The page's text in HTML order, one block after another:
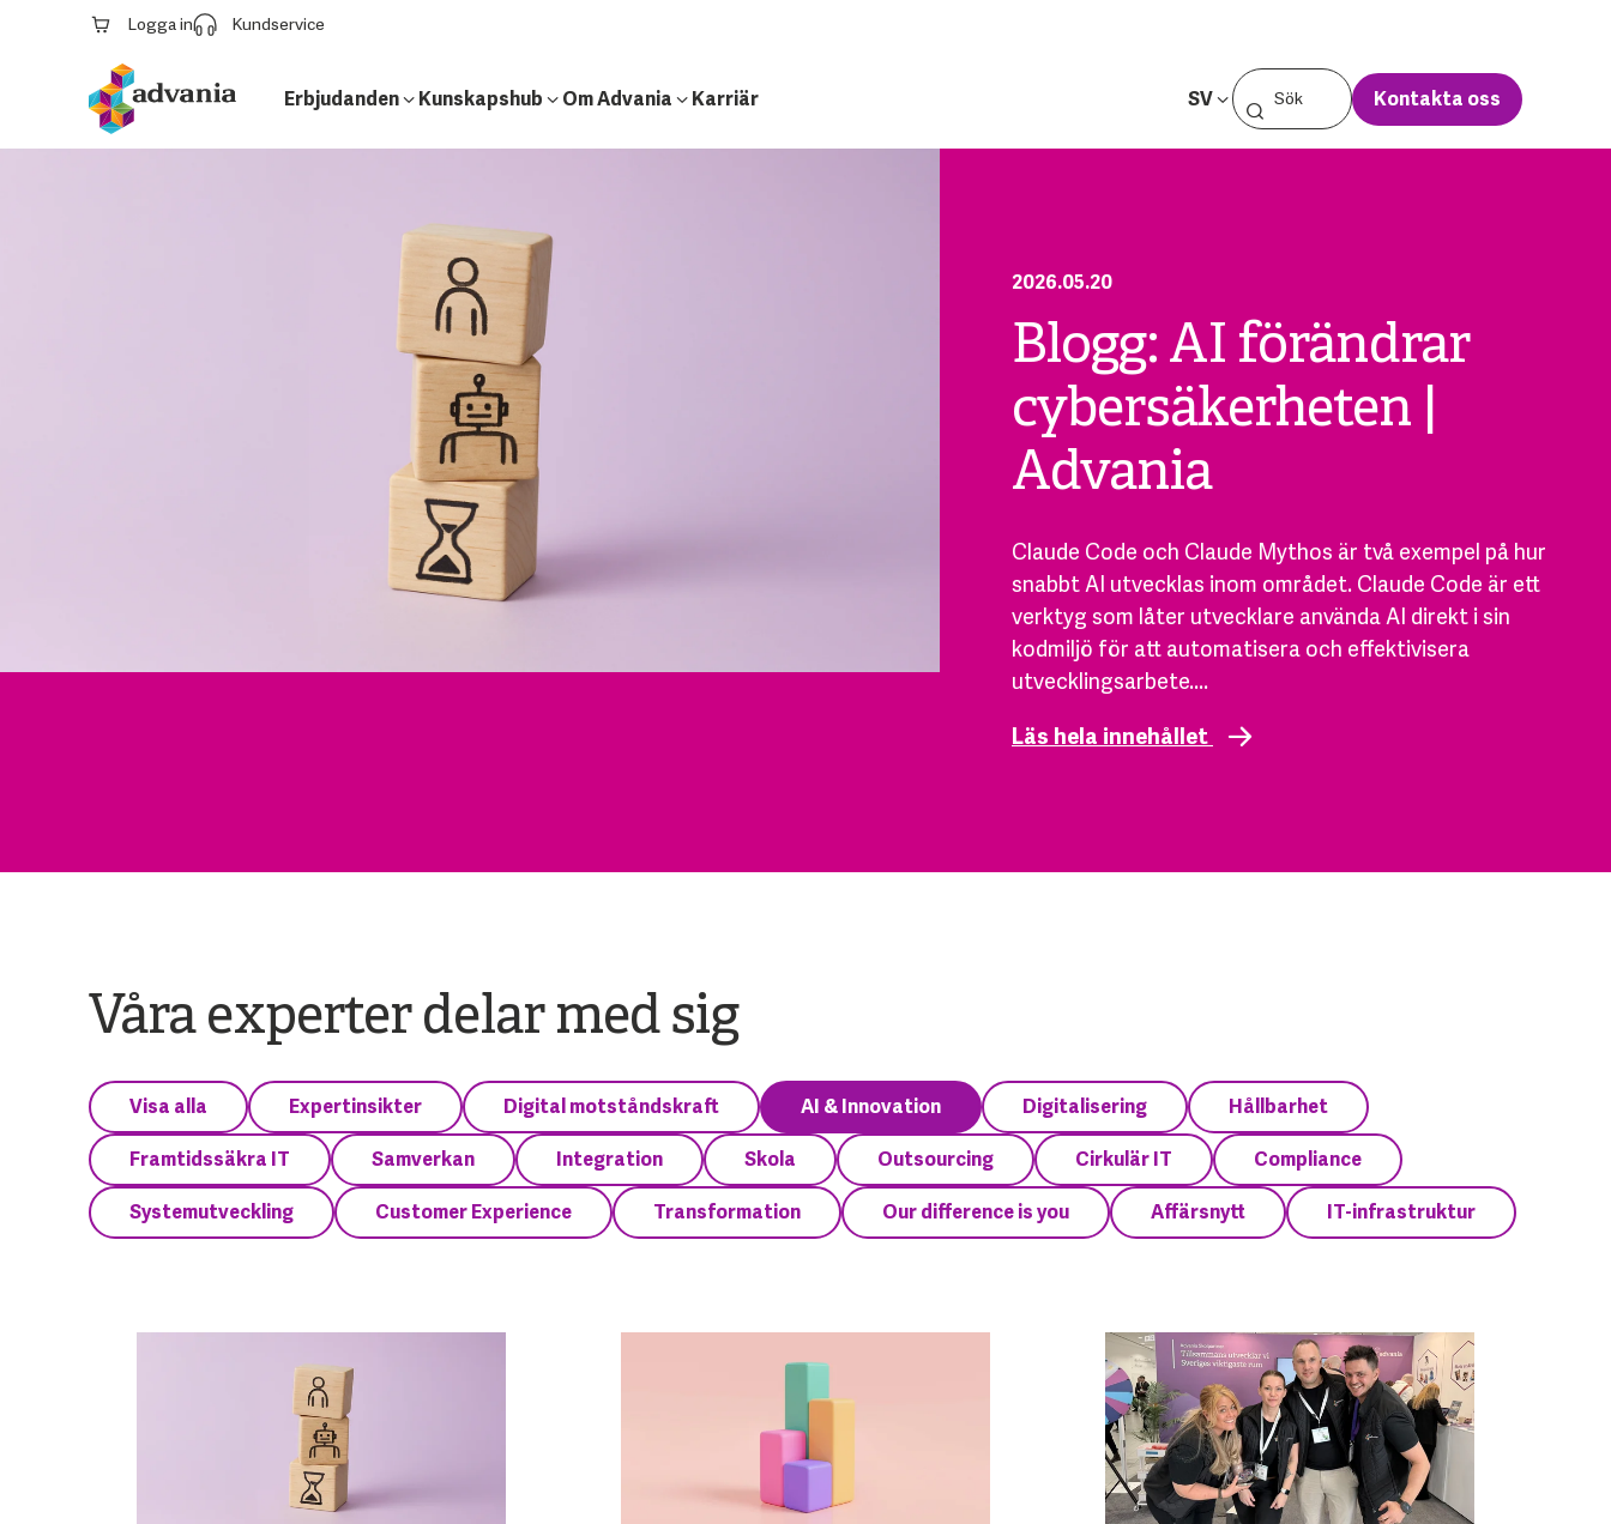
Logga in Kundservice
Erbjudanden Kunskapshub Om Advania Karriär SV Kontakta oss
2026.05.20
Blogg: AI förändrar
cybersäkerheten |
Advania
Claude Code och Claude Mythos är två exempel på hur
snabbt AI utvecklas inom området. Claude Code är ett
verktyg som låter utvecklare använda AI direkt i sin
kodmiljö för att automatisera och effektivisera
utvecklingsarbete....
Läs hela innehållet
Våra experter delar med sig
Visa alla Expertinsikter Digital motståndskraft AI & Innovation Digitalisering Hållbarhet
Framtidssäkra IT Samverkan Integration Skola Outsourcing Cirkulär IT Compliance
Systemutveckling Customer Experience Transformation Our difference is you Affärsnytt IT-infrastruktur